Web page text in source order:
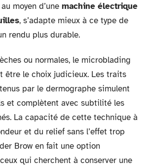
moyen d’une machine électrique
, s’adapte mieux à ce type de
rendu plus durable.
ou normales, le microblading
être le choix judicieux. Les traits
par le dermographe simulent
et complètent avec subtilité les
La capacité de cette technique à
et du relief sans l’effet trop
Brow en fait une option
qui cherchent à conserver une